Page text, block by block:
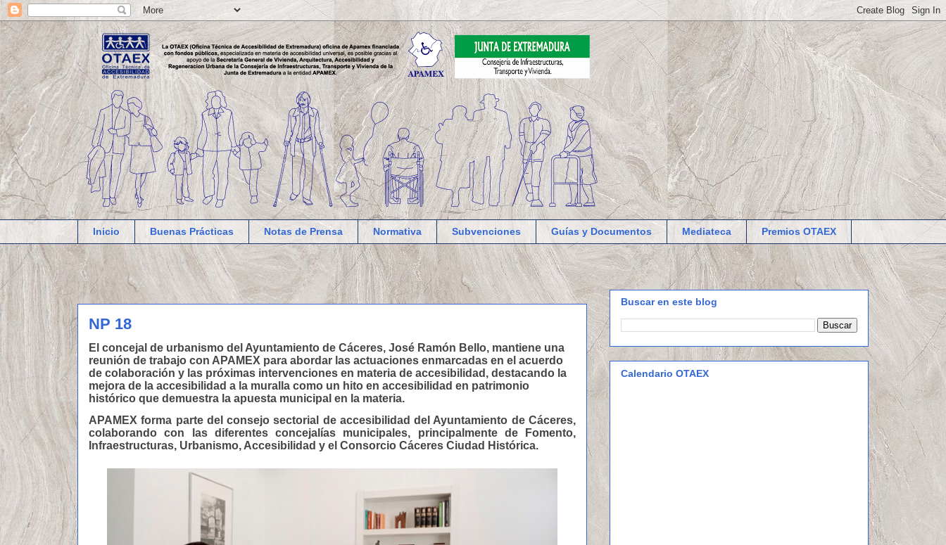
Inicio Buenas Prácticas Notas de Prensa Normativa Subvenciones Guías y Documentos Mediateca Premios OTAEX
NP 18
El concejal de urbanismo del Ayuntamiento de Cáceres, José Ramón Bello, mantiene una
reunión de trabajo con APAMEX para abordar las actuaciones enmarcadas en el acuerdo
de colaboración y las próximas intervenciones en materia de accesibilidad, destacando la
mejora de la accesibilidad a la muralla como un hito en accesibilidad en patrimonio
histórico que demuestra la apuesta municipal en la materia.
APAMEX forma parte del consejo sectorial de accesibilidad del Ayuntamiento de Cáceres,
colaborando con las diferentes concejalías municipales, principalmente de Fomento,
Infraestructuras, Urbanismo, Accesibilidad y el Consorcio Cáceres Ciudad Histórica.
Buscar en este blog
Calendario OTAEX